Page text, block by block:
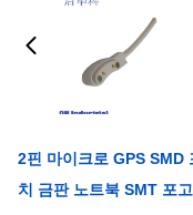
2핀 마이크로 GPS SMD
치 금판 노트북 SMT 포